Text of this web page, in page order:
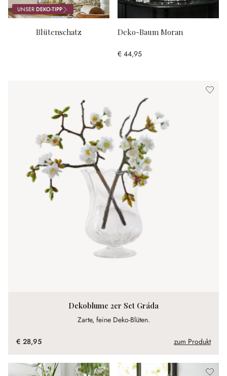
UNSERDEKO-TIPP
Blütenschatz
Dekoblume 2er Set Gráda
Zarte, feine Deko-Blüten.
€ 28,95 zum Produkt
Deko-Baum Moran
€ 44,95